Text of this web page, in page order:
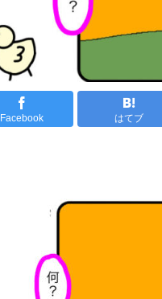
Facebook はてブ